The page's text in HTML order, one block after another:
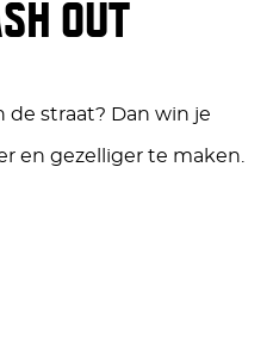
OUT
de straat? Dan win je
en gezelliger te maken.